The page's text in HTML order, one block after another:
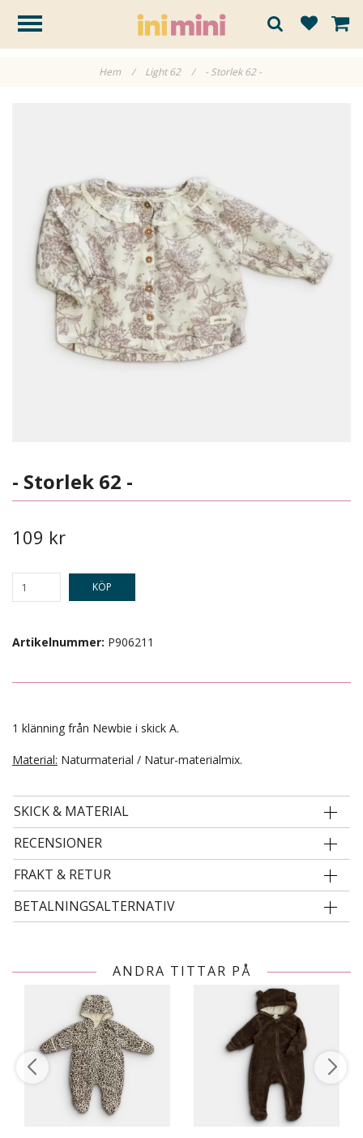
Hem / Light 62 / - Storlek 62 -
- Storlek 62 -
109 kr
KÖP
Artikelnummer: P906211
1 klänning från Newbie i skick A.
Material: Naturmaterial / Natur-materialmix.
SKICK & MATERIAL
RECENSIONER
FRAKT & RETUR
BETALNINGSALTERNATIV
ANDRA TITTAR PÅ